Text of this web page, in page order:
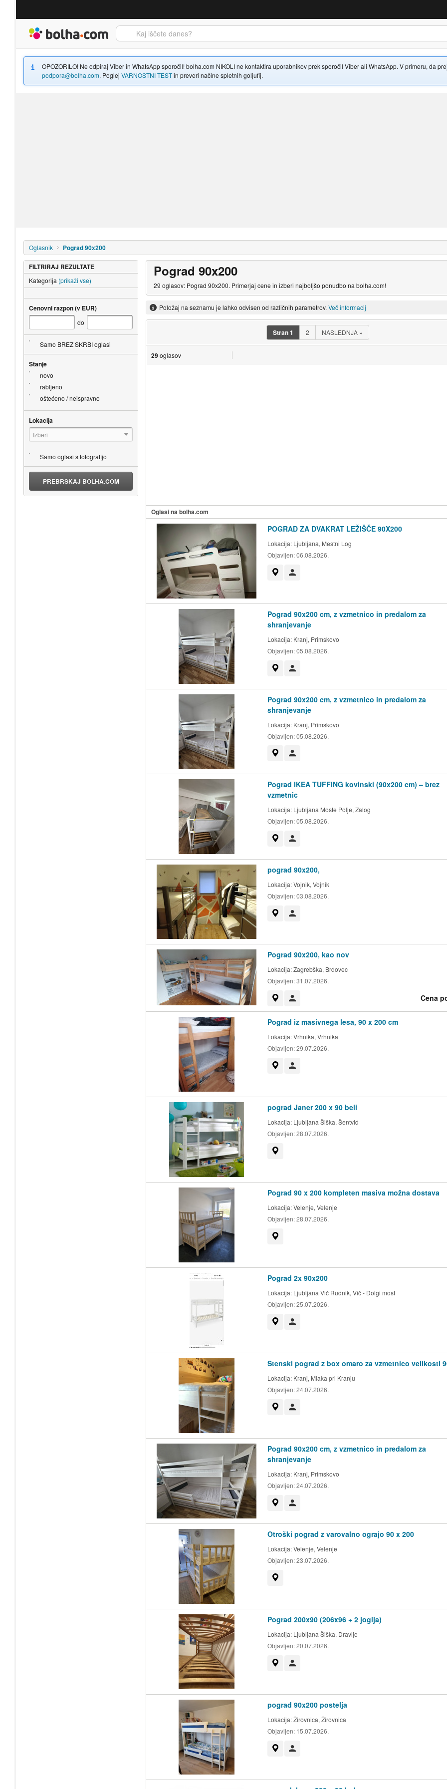
OPOZORILO! Ne odpiraj Viber in WhatsApp sporočil! bolha.com NIKOLI ne kontaktira uporabnikov prek sporočil Viber ali WhatsApp. V primeru, da
podpora@bolha.com. Poglej VARNOSTNI TESTin preveri načine spletnih goljufij.
Oglasnik Pograd 90x200
Pograd 90x200
29 oglasov: Pograd 90x200. Primerjaj cene in izberi najboljšo ponudbo na bolha.com!
Položaj na seznamu je lahko odvisen od različnih parametrov. Več informacij
Stran1 2 NASLEDNJA »
29oglasov
Oglasi na bolha.com
POGRAD ZA DVAKRAT LEŽIŠČE 90X200
Lokacija: Ljubljana, Mestni Log
Objavljen:06.08.2026.
Pograd 90x200 cm, z vzmetnico in predalom za
shranjevanje
Lokacija: Kranj, Primskovo
Objavljen:05.08.2026.
Pograd 90x200 cm, z vzmetnico in predalom za
shranjevanje
Lokacija: Kranj, Primskovo
Objavljen:05.08.2026.
Pograd IKEA TUFFING kovinski (90x200 cm) – brez
vzmetnic
Lokacija: Ljubljana Moste Polje, Zalog
Objavljen:05.08.2026.
pograd 90x200,
Lokacija:Vojnik, Vojnik
Objavljen:03.08.2026.
Pograd 90x200, kao nov
Lokacija:Zagrebška, Brdovec
Objavljen:31.07.2026.
Cena
Pograd iz masivnega lesa, 90 x 200 cm
Lokacija:Vrhnika, Vrhnika
Objavljen:29.07.2026.
pograd Janer 200 x 90 beli
Lokacija: Ljubljana Šiška, Šentvid
Objavljen:28.07.2026.
Pograd 90 x 200 kompleten masiva možna dostava
Lokacija:Velenje, Velenje
Objavljen:28.07.2026.
Pograd 2x 90x200
Lokacija: Ljubljana Vič Rudnik, Vič - Dolgi most
Objavljen:25.07.2026.
Stenski pograd z box omaro za vzmetnico velikosti
Lokacija: Kranj, Mlaka pri Kranju
Objavljen:24.07.2026.
Pograd 90x200 cm, z vzmetnico in predalom za
shranjevanje
Lokacija: Kranj, Primskovo
Objavljen:24.07.2026.
Otroški pograd z varovalno ograjo 90 x 200
Lokacija:Velenje, Velenje
Objavljen:23.07.2026.
Pograd 200x90 (206x96 + 2 jogija)
Lokacija: Ljubljana Šiška, Dravlje
Objavljen:20.07.2026.
pograd 90x200 postelja
Lokacija:Žirovnica, Žirovnica
Objavljen: 15.07.2026.
FILTRIRAJ REZULTATE
Kategorija (prikaži vse)
Cenovni razpon (v EUR)
do
Samo BREZ SKRBI oglasi
Stanje
novo
rabljeno
oštećeno / neispravno
Lokacija
Izberi
Samo oglasi s fotografijo
PREBRSKAJ BOLHA.COM